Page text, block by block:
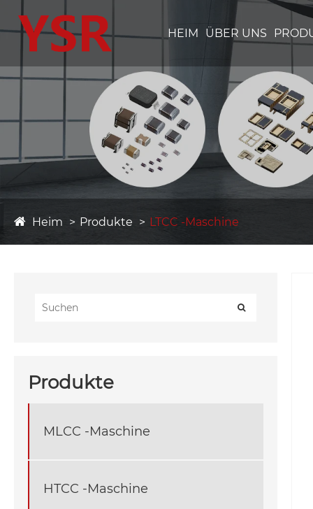
HEIM ÜBER UNS
Heim Produkte LTCC -Maschine
Produkte
MLCC -Maschine
HTCC -Maschine